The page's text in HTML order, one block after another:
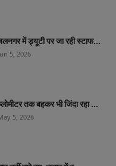
में ड्यूटी पर जा रही स्टाफ...
5, 2026
तक बहकर भी जिंदा रहा ...
5, 2026